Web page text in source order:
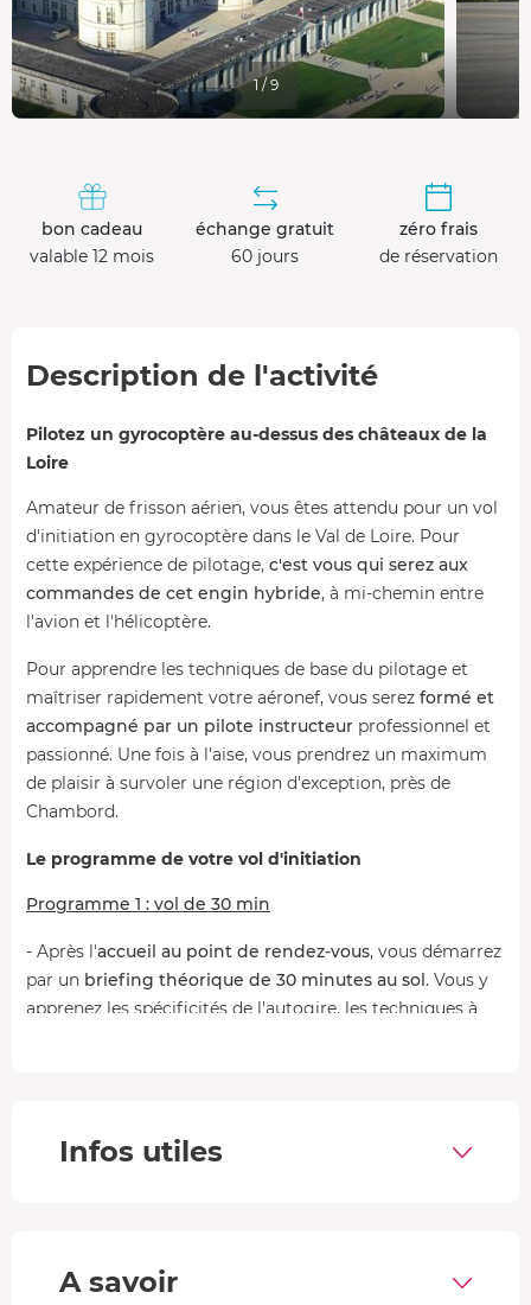
1 / 9
bon cadeau
valable 12 mois
échange gratuit
60 jours
zéro frais
de réservation
Description de l'activité
Pilotez un gyrocoptère au-dessus des châteaux de la
Loire
Amateur de frisson aérien, vous êtes attendu pour un vol
d'initiation en gyrocoptère dans le Val de Loire. Pour
cette expérience de pilotage, c'est vous qui serez aux
commandes de cet engin hybride, à mi-chemin entre
l'avion et l'hélicoptère.
Pour apprendre les techniques de base du pilotage et
maîtriser rapidement votre aéronef, vous serez formé et
accompagné par un pilote instructeur professionnel et
passionné. Une fois à l'aise, vous prendrez un maximum
de plaisir à survoler une région d'exception, près de
Chambord.
Le programme de votre vol d'initiation
Programme 1 : vol de 30 min
- Après l'accueil au point de rendez-vous, vous démarrez
par un briefing théorique de 30 minutes au sol. Vous y
apprenez les spécificités de l'autogire, les techniques à
- Vous embarquez ensuite pour un
votre moniteur.
Infos utiles
A savoir